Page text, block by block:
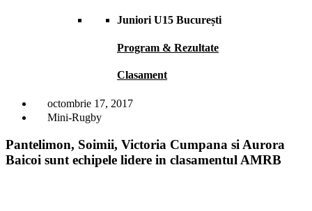
Juniori U15 București
Program & Rezultate
Clasament
octombrie 17, 2017
Mini-Rugby
Pantelimon, Soimii, Victoria Cumpana si Aurora
Baicoi sunt echipele lidere in clasamentul AMRB